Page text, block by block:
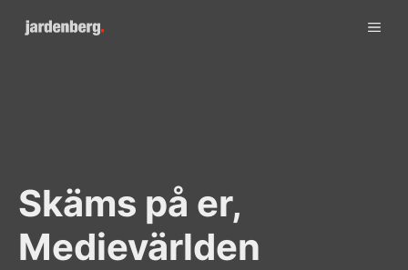
Skäms på er,
Medievärlden